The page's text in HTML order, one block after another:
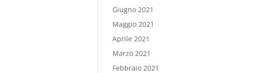
Giugno 2021
Maggio 2021
Aprile 2021
Marzo 2021
Febbraio 2021